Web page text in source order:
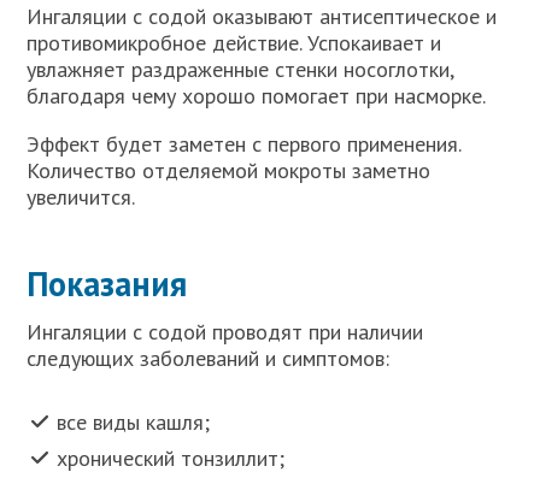
Ингаляции с содой оказывают антисептическое и
противомикробное действие. Успокаивает и
увлажняет раздраженные стенки носоглотки,
благодаря чему хорошо помогает при насморке.
Эффект будет заметен с первого применения.
Количество отделяемой мокроты заметно
увеличится.
Показания
Ингаляции с содой проводят при наличии
следующих заболеваний и симптомов:
все виды кашля;
хронический тонзиллит;